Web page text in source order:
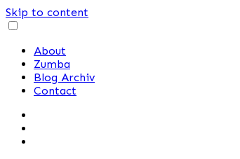
Skip to content
About
Zumba
Blog Archiv
Contact